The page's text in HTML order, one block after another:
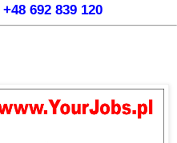
+48 692 839 120